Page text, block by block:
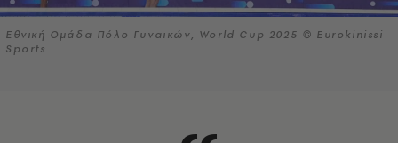
Εθνική Ομάδα Πόλο Γυναικών, World Cup 2025 © Eurokinissi
Sports